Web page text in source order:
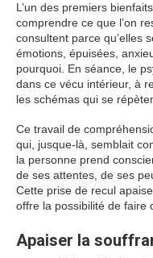
L’un des premiers
comprendre ce que l’on
consultent parce qu’elles
émotions, épuisées,
pourquoi. En séance, le
dans ce vécu intérieur, à
les schémas qui se
Ce travail de
qui, jusque-là, semblait
la personne prend
de ses attentes, de ses
Cette prise de recul
offre la possibilité de faire
Apaiser la